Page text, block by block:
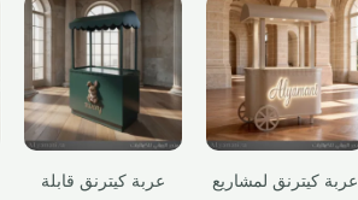
عربة كيترنق لمشاريع
عربة كيترنق قابلة